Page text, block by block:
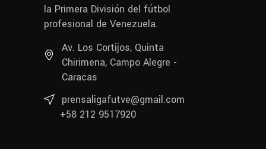
la Primera División del fútbol
profesional de Venezuela.
Av. Los Cortijos, Quinta
Chirimena, Campo Alegre -
Caracas
prensaligafutve@gmail.com
+58 212 9517920